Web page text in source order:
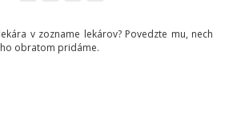
v zozname lekárov? Povedzte mu, nech
obratom pridáme.